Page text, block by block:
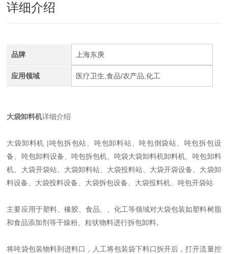
详细介绍
品牌 上海东庚
应用领域 医疗卫生,食品/农产品,化工
大袋卸料机详细介绍
大袋卸料机 |吨包拆包站、吨包卸料站、吨包倒袋站、吨包拆包设
备、吨包卸料设备、吨包拆包机、吨袋大袋卸料机卸料机、吨包卸料
机、大袋开袋站、大袋卸料站、大袋投料站、大袋开袋设备、大袋卸
料设备、大袋投料设备、大袋拆包设备、大袋投料机、吨包开袋站
主要应用于塑料、橡胶、食品、、化工等领域对大袋包装如塑料树脂
和食品添加剂等干燥粉、粒状物料进行拆包卸料。
将吨袋包装物料到进料口，人工将包装袋下料口拆开后，打开流量控